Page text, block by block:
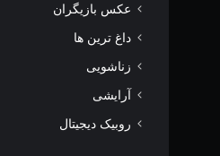
عکس بازیگران
داغ ترین ها
زناشویی
آرایشی
روبیک دیجیتال